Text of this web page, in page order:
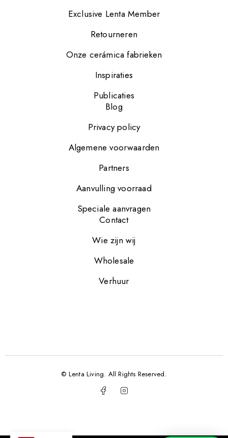
Exclusive Lenta Member
Retourneren
Onze cerámica fabrieken
Inspiraties
Publicaties
Blog
Privacy policy
Algemene voorwaarden
Partners
Aanvulling voorraad
Speciale aanvragen
Contact
Wie zijn wij
Wholesale
Verhuur
© Lenta Living. All Rights Reserved.